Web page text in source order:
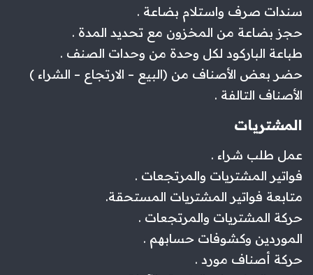
سندات صرف واستلام بضاعة .
حجز بضاعة من المخزون مع تحديد المدة .
طباعة الباركود لكل وحدة من وحدات الصنف .
حضر بعض الأصناف من (البيع – الارتجاع – الشراء )
الأصناف التالفة .
المشتريات
عمل طلب شراء .
فواتير المشتريات والمرتجعات .
متابعة فواتير المشتريات المستحقة.
حركة المشتريات والمرتجعات .
الموردين وكشوفات حسابهم .
حركة أصناف مورد .